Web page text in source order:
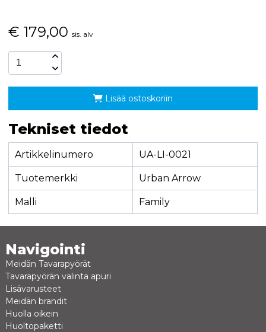
€ 179,00 sis. alv
Lisää ostoskoriin
Tekniset tiedot
Artikkelinumero UA-LI-0021
Tuotemerkki Urban Arrow
Malli Family
Navigointi
Meidän Tavarapyörät
Tavarapyörän valinta apuri
Lisävarusteet
Meidän brandit
Huolla oikein
Huoltopaketti